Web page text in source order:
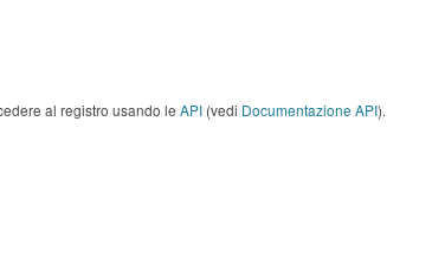
al registro usando le API (vedi Documentazione API).